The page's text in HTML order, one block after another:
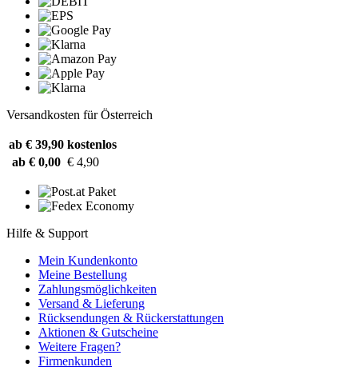
Versandkosten für Österreich
ab € 39,90 kostenlos
ab € 0,00 € 4,90
Hilfe & Support
Mein Kundenkonto
Meine Bestellung
Zahlungsmöglichkeiten
Versand & Lieferung
Rücksendungen & Rückerstattungen
Aktionen & Gutscheine
Weitere Fragen?
Firmenkunden